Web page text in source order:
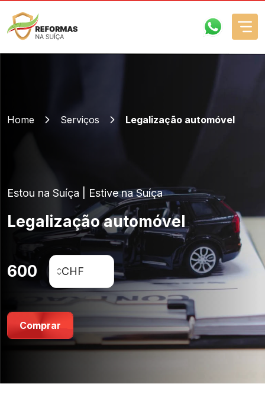
FAQs
Contactos
Home Serviços Legalização automóvel
Estou na Suíça | Estive na Suíça
Legalização automóvel
600
Comprar